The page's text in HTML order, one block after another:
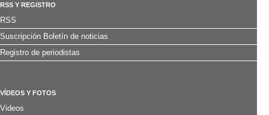
RSS Y REGISTRO
RSS
Suscripción Boletín de noticias
Registro de periodistas
VÍDEOS Y FOTOS
Videos